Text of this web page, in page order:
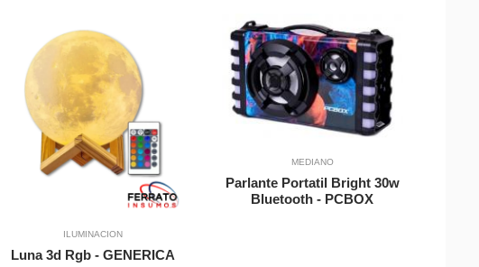
Vista Rapida
Agregar a Carrito
ILUMINACION
Luna 3d Rgb - GENERICA
Agregar a Carrito
MEDIANO
Parlante Portatil Bright 30w
Bluetooth - PCBOX